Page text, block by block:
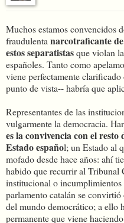
Muchos estamos convencidos
fraudulenta narcotraficante
estos separatistasque violan
españoles. Tanto como
viene perfectamente
punto de vista-- habría que
Representantes de las
vulgarmente la democracia.
es la convivencia con el
Estado español; un Estado al
mofado desde hace años: ahí
habido que recurrir al Tribunal
institucional o incumplimientos
parlamento catalán se
del mundo democrático; a ello
permanente que viene